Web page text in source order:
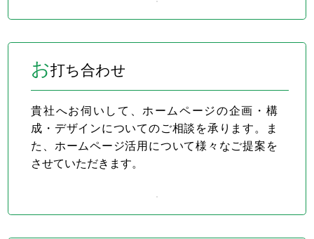
お打ち合わせ
貴社へお伺いして、ホームページの企画・構
成・デザインについてのご相談を承ります。ま
た、ホームページ活用について様々なご提案を
させていただきます。